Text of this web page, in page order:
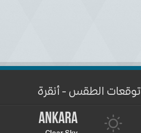
توقعات الطقس - أنقرة
Ankara